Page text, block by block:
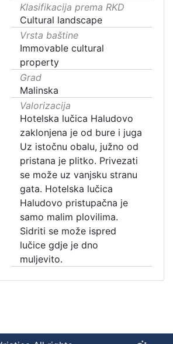
Klasifikacija prema RKD
Cultural landscape
Vrsta baštine
Immovable cultural
property
Grad
Malinska
Valorizacija
Hotelska lučica Haludovo
zaklonjena je od bure i juga
Uz istočnu obalu, južno od
pristana je plitko. Privezati
se može uz vanjsku stranu
gata. Hotelska lučica
Haludovo pristupačna je
samo malim plovilima.
Sidriti se može ispred
lučice gdje je dno
muljevito.